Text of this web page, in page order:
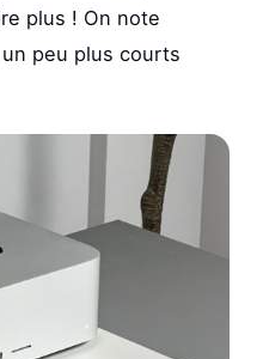
plus ! On note
peu plus courts